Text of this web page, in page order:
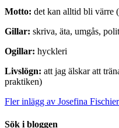
Motto: det kan alltid bli värre
Gillar: skriva, äta, umgås,
Ogillar: hyckleri
Livslögn: att jag älskar att
praktiken)
Fler inlägg av Josefina
Sök i bloggen